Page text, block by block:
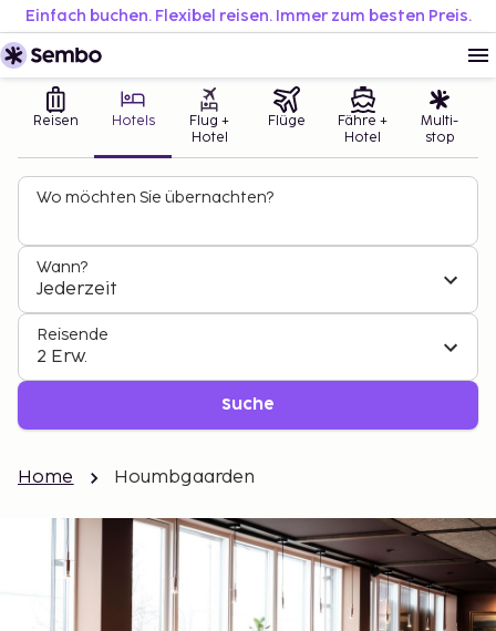
Einfach buchen. Flexibel reisen. Immer zum besten Preis.
Reisen Hotels
Flug +
Hotel
Flüge
Fähre +
Hotel
Multi-
stop
Wo möchten Sie übernachten?
Wann?
Jederzeit
Reisende
2 Erw.
Suche
Home Houmbgaarden